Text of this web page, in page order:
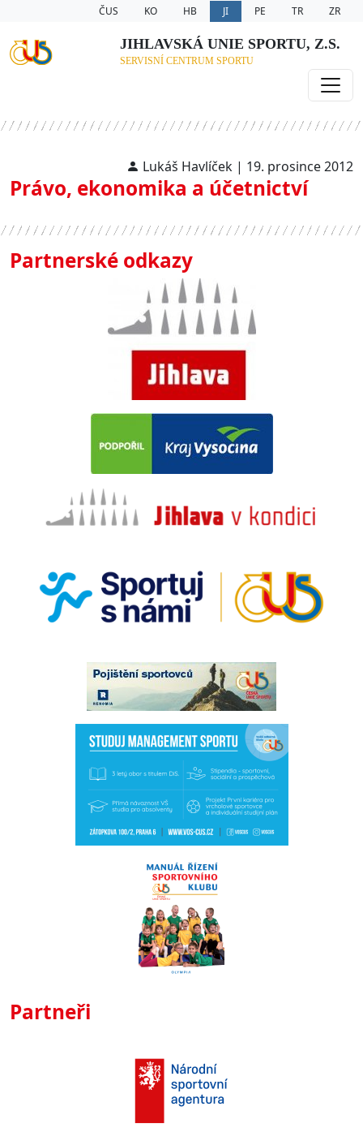
ČUS KO HB JI PE TR ZR
JIHLAVSKÁ UNIE SPORTU, Z.S.
SERVISNÍ CENTRUM SPORTU
Lukáš Havlíček | 19. prosince 2012
Právo, ekonomika a účetnictví
Partnerské odkazy
Partneři